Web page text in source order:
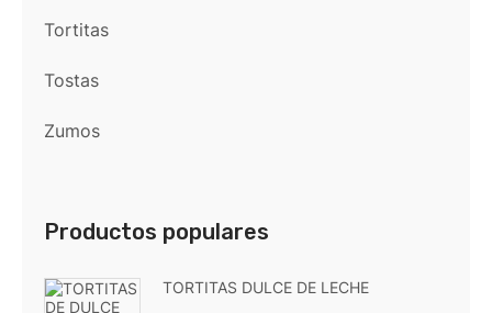
Tortitas
Tostas
Zumos
Productos populares
TORTITAS DULCE DE LECHE